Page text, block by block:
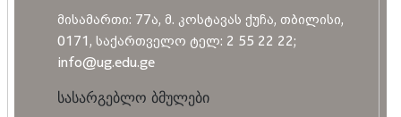
მისამართი: 77ა, მ. კოსტავას ქუჩა, თბილისი,
0171, საქართველო ტელ: 2 55 22 22;
info@ug.edu.ge
სასარგებლო ბმულები